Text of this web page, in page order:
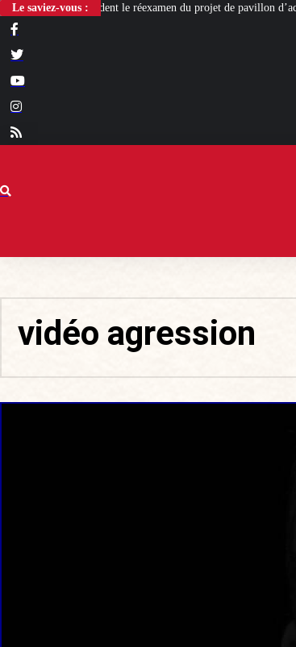
Le saviez-vous :
réexamen du projet de pavillon d’accueil à 50 millions d’euros
vidéo agression